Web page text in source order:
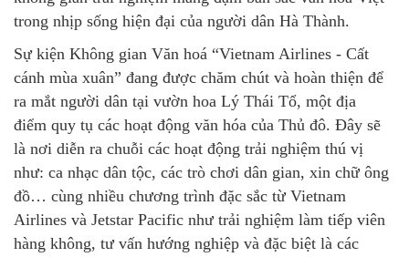
trong nhịp sống hiện đại của người dân Hà Thành.
Sự kiện Không gian Văn hoá “Vietnam Airlines - Cất
cánh mùa xuân” đang được chăm chút và hoàn thiện để
ra mắt người dân tại vườn hoa Lý Thái Tổ, một địa
điểm quy tụ các hoạt động văn hóa của Thủ đô. Đây sẽ
là nơi diễn ra chuỗi các hoạt động trải nghiệm thú vị
như: ca nhạc dân tộc, các trò chơi dân gian, xin chữ ông
đồ… cùng nhiều chương trình đặc sắc từ Vietnam
Airlines và Jetstar Pacific như trải nghiệm làm tiếp viên
hàng không, tư vấn hướng nghiệp và đặc biệt là các